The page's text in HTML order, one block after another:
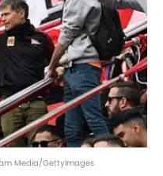
Media/GettyImages